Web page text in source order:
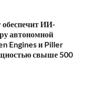
ИИ-
автономной
Engines и Piller
свыше 500